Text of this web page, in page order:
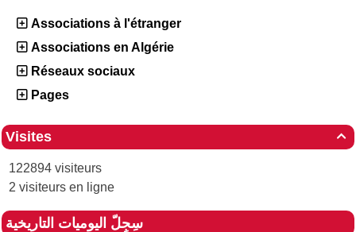
Associations à l'étranger
Associations en Algérie
Réseaux sociaux
Pages

Visites
122894 visiteurs
2 visiteurs en ligne
سِجِلّ اليوميات التاريخية